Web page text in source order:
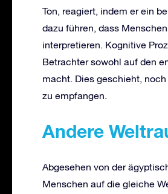
Ton, reagiert, indem er ein
dazu führen, dass
interpretieren. Kognitive
Betrachter sowohl auf den
macht. Dies geschieht,
zu empfangen.
Andere
Abgesehen von der
Menschen auf die gleiche